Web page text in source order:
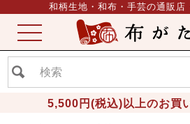
和柄生地・和布・手芸の通販店
5,500円(税込)以上のお買
ME
NU